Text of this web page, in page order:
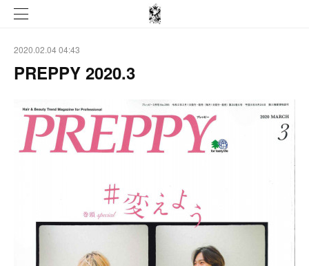
2020.02.04 04:43
PREPPY 2020.3